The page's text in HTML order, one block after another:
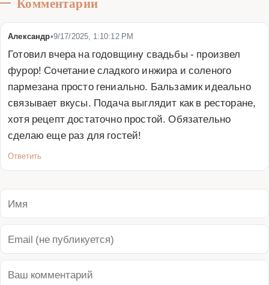
Комментарии
Александр•9/17/2025, 1:10:12 PM
Готовил вчера на годовщину свадьбы - произвел
фурор! Сочетание сладкого инжира и соленого
пармезана просто гениально. Бальзамик идеально
связывает вкусы. Подача выглядит как в ресторане,
хотя рецепт достаточно простой. Обязательно
сделаю еще раз для гостей!
Ответить